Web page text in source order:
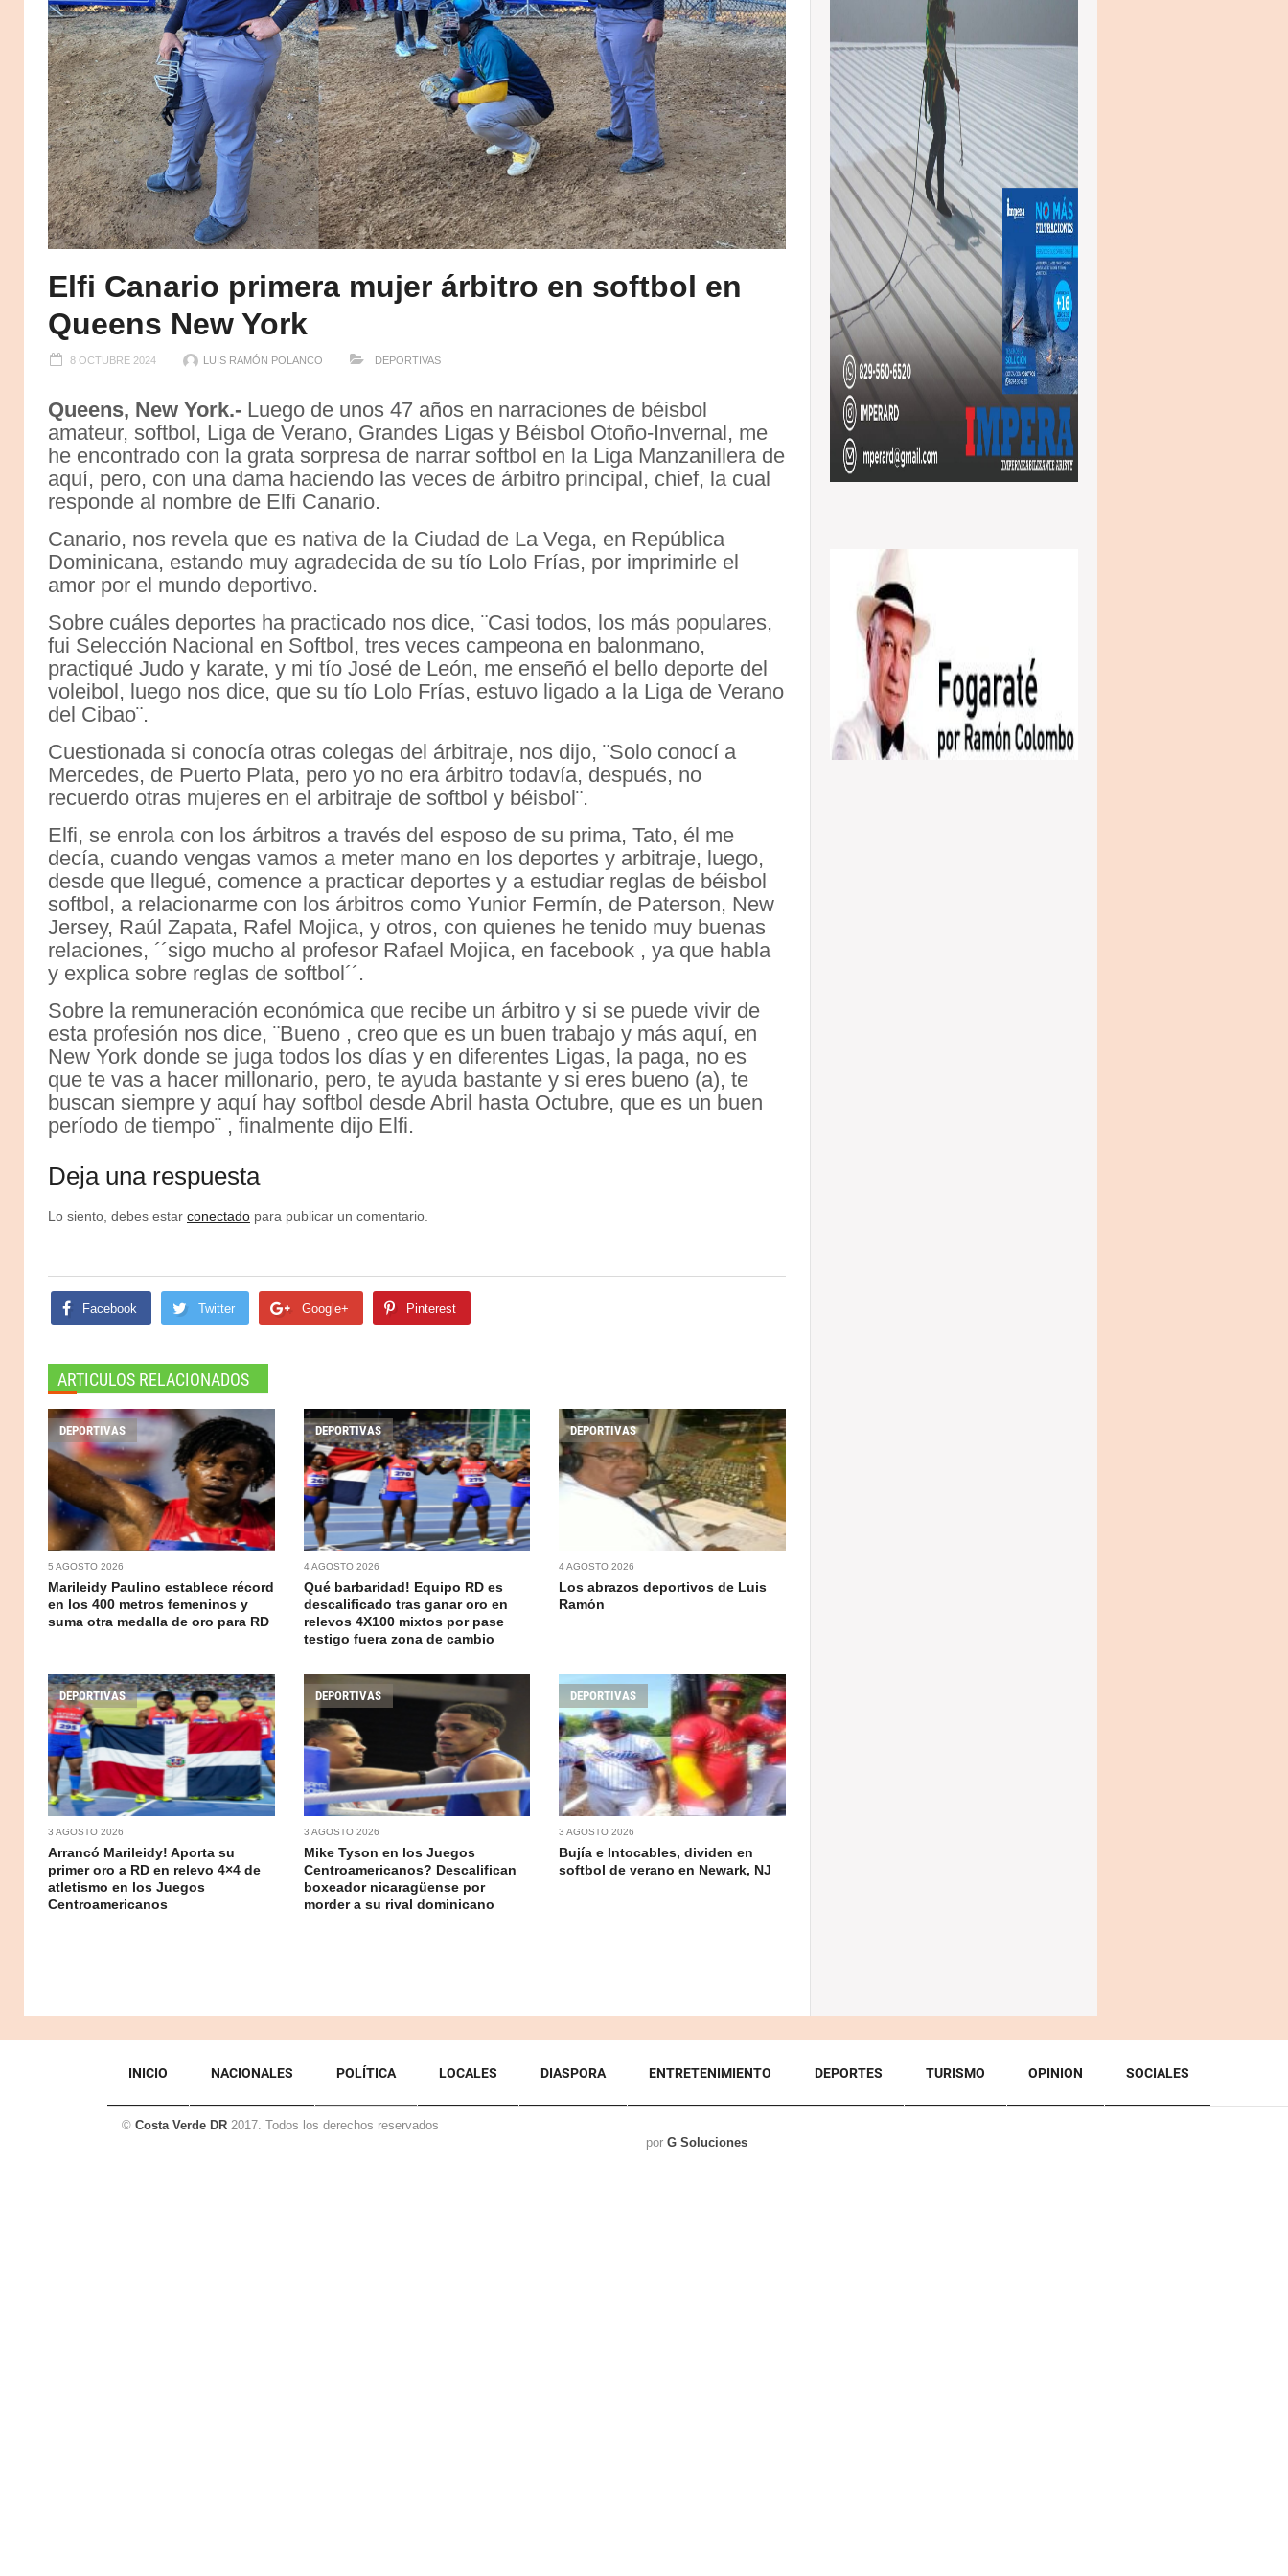
Elfi Canario primera mujer árbitro en softbol en
Queens New York
8 OCTUBRE 2024 LUIS RAMÓN POLANCO DEPORTIVAS
Queens, New York.- Luego de unos 47 años en narraciones de béisbol
amateur, softbol, Liga de Verano, Grandes Ligas y Béisbol Otoño-Invernal, me
he encontrado con la grata sorpresa de narrar softbol en la Liga Manzanillera de
aquí, pero, con una dama haciendo las veces de árbitro principal, chief, la cual
responde al nombre de Elfi Canario.
Canario, nos revela que es nativa de la Ciudad de La Vega, en República
Dominicana, estando muy agradecida de su tío Lolo Frías, por imprimirle el
amor por el mundo deportivo.
Sobre cuáles deportes ha practicado nos dice, ¨Casi todos, los más populares,
fui Selección Nacional en Softbol, tres veces campeona en balonmano,
practiqué Judo y karate, y mi tío José de León, me enseñó el bello deporte del
voleibol, luego nos dice, que su tío Lolo Frías, estuvo ligado a la Liga de Verano
del Cibao¨.
Cuestionada si conocía otras colegas del árbitraje, nos dijo, ¨Solo conocí a
Mercedes, de Puerto Plata, pero yo no era árbitro todavía, después, no
recuerdo otras mujeres en el arbitraje de softbol y béisbol¨.
Elfi, se enrola con los árbitros a través del esposo de su prima, Tato, él me
decía, cuando vengas vamos a meter mano en los deportes y arbitraje, luego,
desde que llegué, comence a practicar deportes y a estudiar reglas de béisbol
softbol, a relacionarme con los árbitros como Yunior Fermín, de Paterson, New
Jersey, Raúl Zapata, Rafel Mojica, y otros, con quienes he tenido muy buenas
relaciones, ´´sigo mucho al profesor Rafael Mojica, en facebook , ya que habla
y explica sobre reglas de softbol´´.
Sobre la remuneración económica que recibe un árbitro y si se puede vivir de
esta profesión nos dice, ¨Bueno , creo que es un buen trabajo y más aquí, en
New York donde se juga todos los días y en diferentes Ligas, la paga, no es
que te vas a hacer millonario, pero, te ayuda bastante y si eres bueno (a), te
buscan siempre y aquí hay softbol desde Abril hasta Octubre, que es un buen
período de tiempo¨ , finalmente dijo Elfi.
Deja una respuesta
Lo siento, debes estar conectado para publicar un comentario.
Facebook Twitter Google+ Pinterest
ARTICULOS RELACIONADOS
DEPORTIVAS
5 AGOSTO 2026
Marileidy Paulino establece récord
en los 400 metros femeninos y
suma otra medalla de oro para RD
DEPORTIVAS
4 AGOSTO 2026
Qué barbaridad! Equipo RD es
descalificado tras ganar oro en
relevos 4X100 mixtos por pase
testigo fuera zona de cambio
DEPORTIVAS
4 AGOSTO 2026
Los abrazos deportivos de Luis
Ramón
DEPORTIVAS
3 AGOSTO 2026
Arrancó Marileidy! Aporta su
primer oro a RD en relevo 4×4 de
atletismo en los Juegos
Centroamericanos
DEPORTIVAS
3 AGOSTO 2026
Mike Tyson en los Juegos
Centroamericanos? Descalifican
boxeador nicaragüense por
morder a su rival dominicano
DEPORTIVAS
3 AGOSTO 2026
Bujía e Intocables, dividen en
softbol de verano en Newark, NJ
INICIO NACIONALES POLÍTICA LOCALES DIASPORA ENTRETENIMIENTO DEPORTES TURISMO OPINION SOCIALES
© Costa Verde DR 2017. Todos los derechos reservados
por G Soluciones